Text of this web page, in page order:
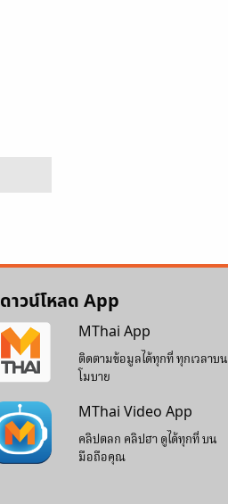
ดาวน์โหลด App
MThai App
ติดตามข้อมูลได้ทุกที่ ทุกเวลาบน
โมบาย
MThai Video App
คลิปตลก คลิปฮา ดูได้ทุกที่ บน
มือถือคุณ